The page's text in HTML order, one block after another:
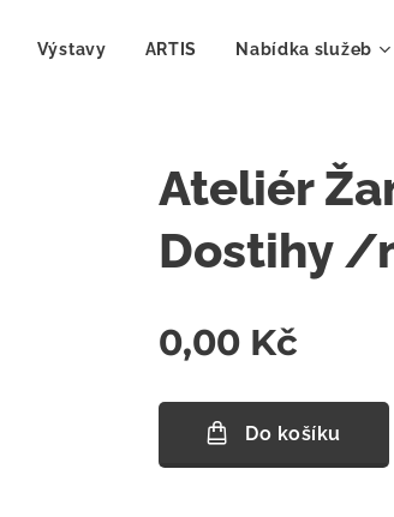
Výstavy ARTIS Nabídka služeb
Ateliér
Dostihy
0,00 Kč
Do košíku